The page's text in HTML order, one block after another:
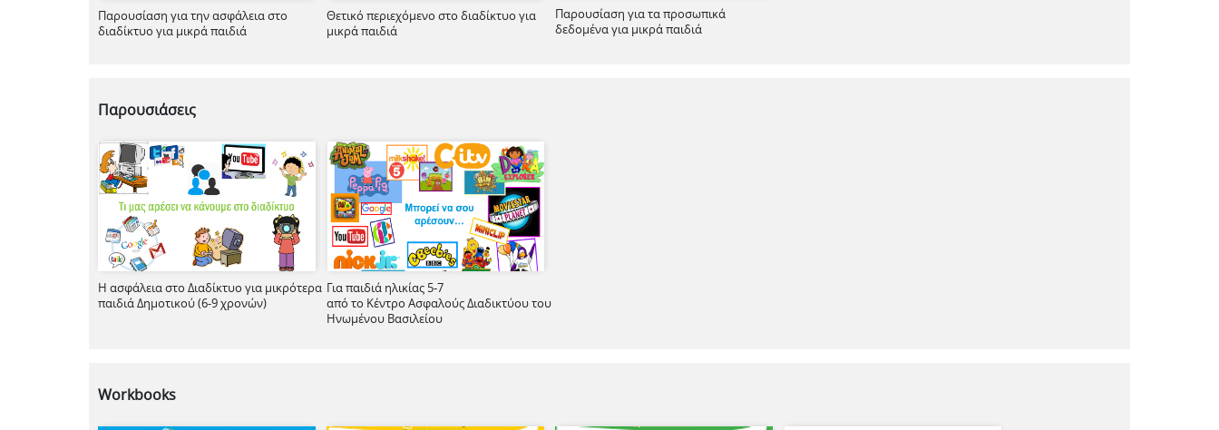
Παρουσίαση για την ασφάλεια στο
διαδίκτυο για μικρά παιδιά
Θετικό περιεχόμενο στο διαδίκτυο για
μικρά παιδιά
Παρουσίαση για τα προσωπικά
δεδομένα για μικρά παιδιά
Παρουσιάσεις
Η ασφάλεια στο Διαδίκτυο για μικρότερα
παιδιά Δημοτικού (6-9 χρονών)
Για παιδιά ηλικίας 5-7
από το Κέντρο Ασφαλούς Διαδικτύου του
Ηνωμένου Βασιλείου
Workbooks